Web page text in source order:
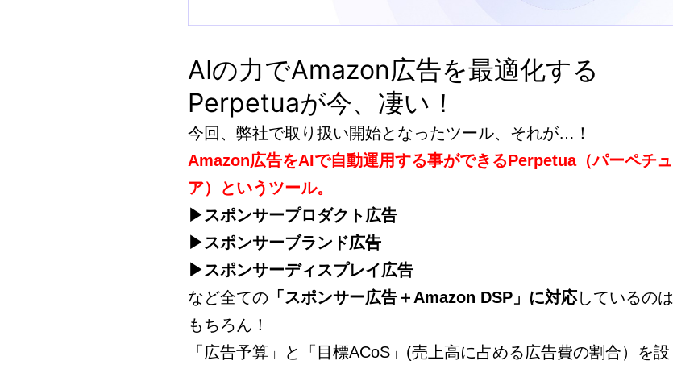
AIの力でAmazon広告を最適化する
Perpetuaが今、凄い！
今回、弊社で取り扱い開始となったツール、それが…！
Amazon広告をAIで自動運用する事ができるPerpetua（パーペチュ
ア）というツール。
▶スポンサープロダクト広告
▶スポンサーブランド広告
▶スポンサーディスプレイ広告
など全ての 「スポンサー広告＋Amazon DSP」に対応しているのは
もちろん！
「広告予算」と「目標ACoS」(売上高に占める広告費の割合）を設